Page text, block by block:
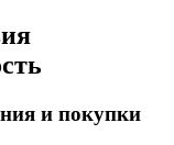
и покупки